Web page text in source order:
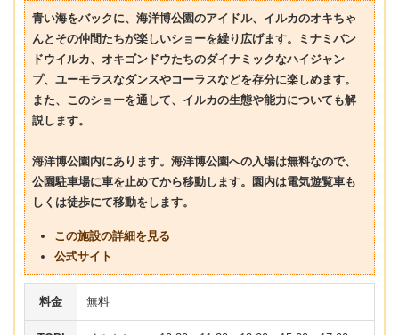
青い海をバックに、海洋博公園のアイドル、イルカのオキちゃ
んとその仲間たちが楽しいショーを繰り広げます。ミナミバン
ドウイルカ、オキゴンドウたちのダイナミックなハイジャン
プ、ユーモラスなダンスやコーラスなどを存分に楽しめます。
また、このショーを通して、イルカの生態や能力についても解
説します。
海洋博公園内にあります。海洋博公園への入場は無料なので、
公園駐車場に車を止めてから移動します。園内は電気遊覧車も
しくは徒歩にて移動をします。
この施設の詳細を見る
公式サイト
料金 無料